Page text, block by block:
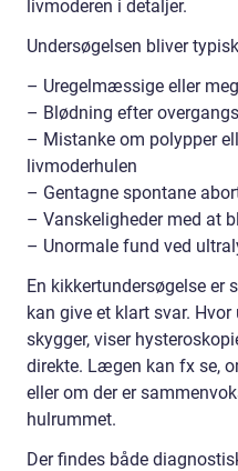
livmoderen i detaljer.
Undersøgelsen bliver
– Uregelmæssige eller
– Blødning efter
– Mistanke om polypper
livmoderhulen
– Gentagne spontane
– Vanskeligheder med at
– Unormale fund ved
En kikkertundersøgelse
kan give et klart svar.
skygger, viser
direkte. Lægen kan fx se,
eller om der er
hulrummet.
Der findes både